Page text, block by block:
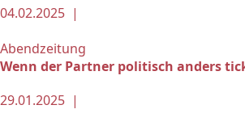
04.02.2025 |
Abendzeitung
Wenn der Partner politisch anders
29.01.2025 |